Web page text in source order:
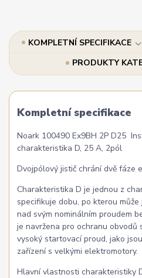
KOMPLETNÍ SPECIFIKACE
PRODUKTY
Kompletní specifikace
Noark 100490 Ex9BH 2P D25
charakteristika D, 25 A, 2pól
Dvojpólový jistič chrání dvě fáze
Charakteristika D je jednou z
specifikuje dobu, po kterou
nad svým nominálním proudem
je navržena pro ochranu obvodů
vysoký startovací proud, jako
zařízení s velkými elektromotory.
Hlavní vlastnosti charakteristiky